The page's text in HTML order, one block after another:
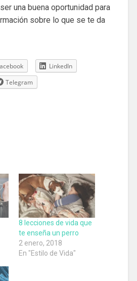
una buena oportunidad para
sobre lo que se te da
LinkedIn
Telegram
8 lecciones de vida que
te enseña un perro
2 enero, 2018
En "Estilo de Vida"